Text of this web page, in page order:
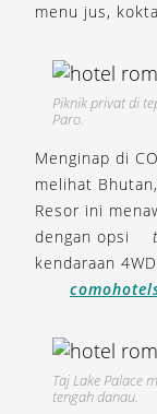
menu jus,
Piknik privat di
Paro.
Menginap di
melihat
Resor ini
dengan opsi
kendaraan
Taj Lake Palace
tengah danau.